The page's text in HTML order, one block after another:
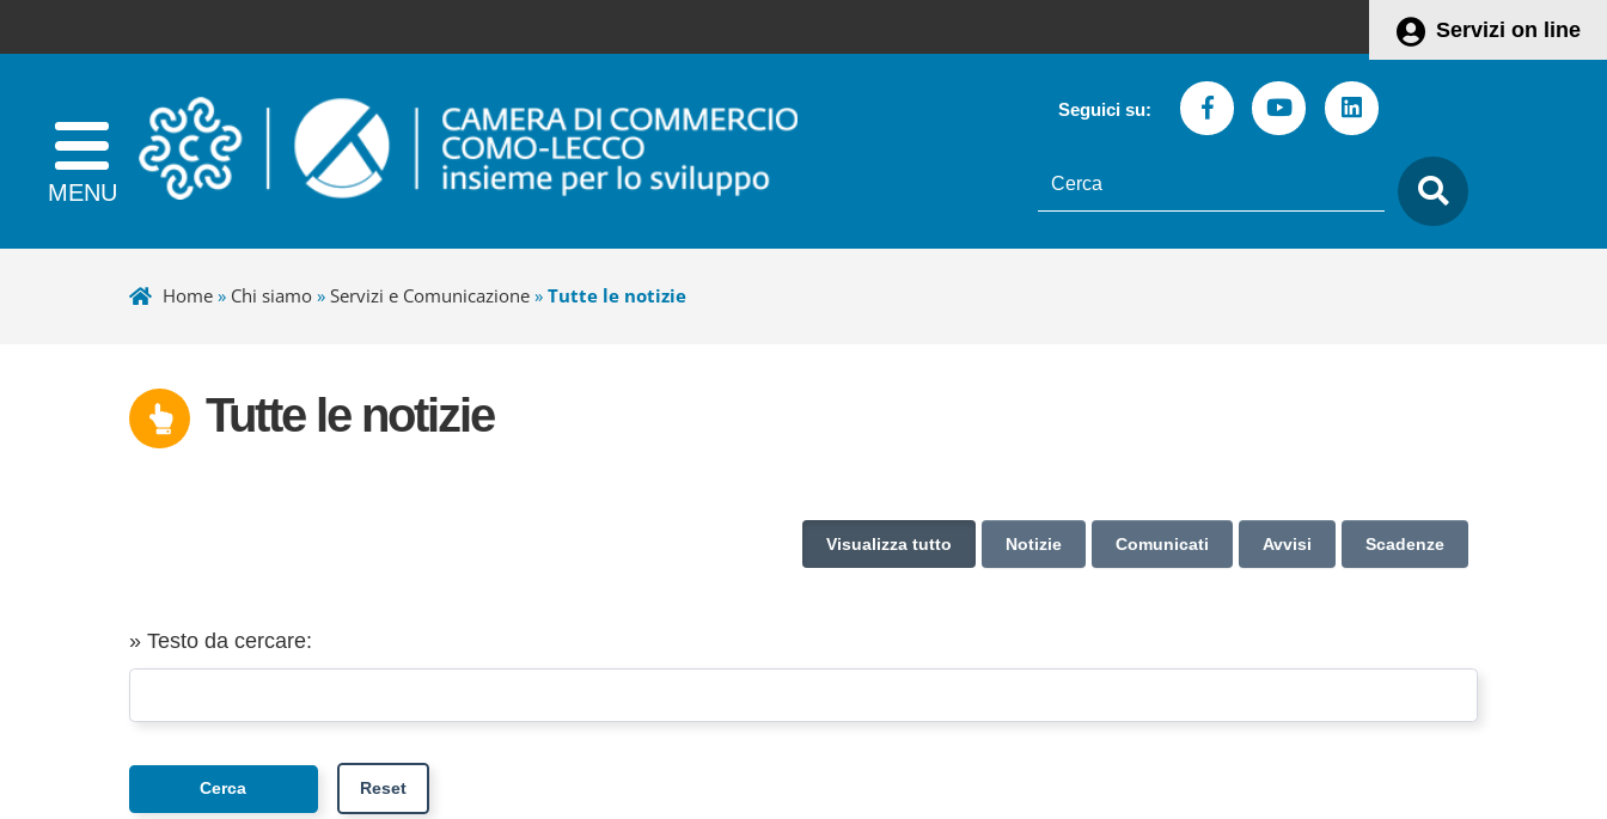
Servizi on line
Seguici su: FacebookYoutubeLinkedin
testo
da
cercare
Home» Chi siamo» Servizi e Comunicazione» Tutte le notizie
Tutte le notizie
Visualizza tutto Notizie Comunicati Avvisi Scadenze
» Testo da cercare: